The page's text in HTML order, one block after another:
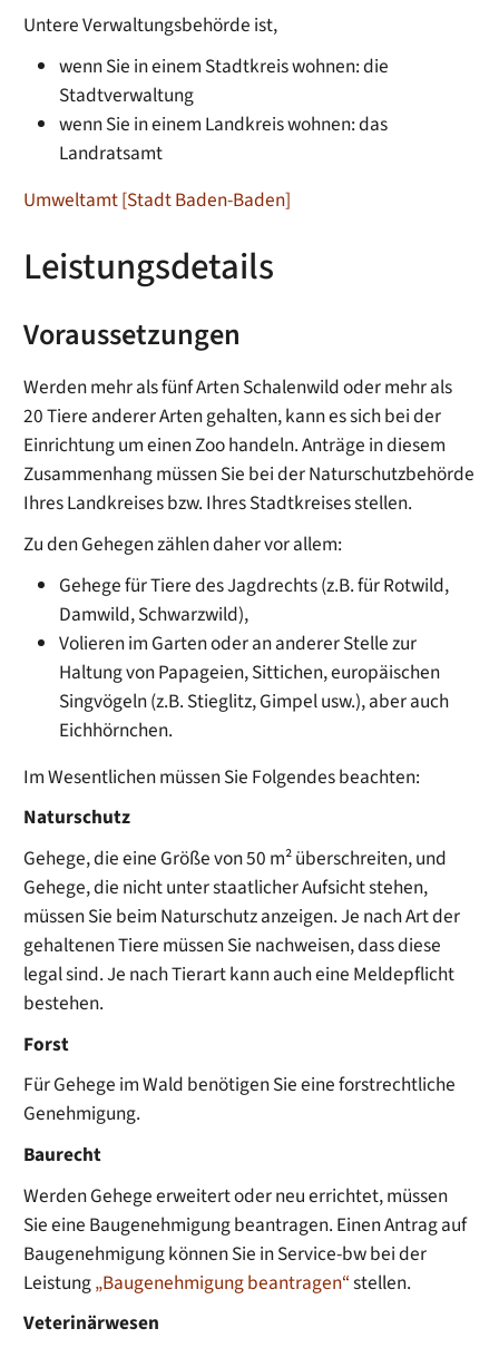
Untere Verwaltungsbehörde ist,
wenn Sie in einem Stadtkreis wohnen: die
Stadtverwaltung
wenn Sie in einem Landkreis wohnen: das
Landratsamt
Umweltamt [Stadt Baden-Baden]
Leistungsdetails
Voraussetzungen
Werden mehr als fünf Arten Schalenwild oder mehr als
20 Tiere anderer Arten gehalten, kann es sich bei der
Einrichtung um einen Zoo handeln. Anträge in diesem
Zusammenhang müssen Sie bei der Naturschutzbehörde
Ihres Landkreises bzw. Ihres Stadtkreises stellen.
Zu den Gehegen zählen daher vor allem:
Gehege für Tiere des Jagdrechts (z.B. für Rotwild,
Damwild, Schwarzwild),
Volieren im Garten oder an anderer Stelle zur
Haltung von Papageien, Sittichen, europäischen
Singvögeln (z.B. Stieglitz, Gimpel usw.), aber auch
Eichhörnchen.
Im Wesentlichen müssen Sie Folgendes beachten:
Naturschutz
Gehege, die eine Größe von 50 m² überschreiten, und
Gehege, die nicht unter staatlicher Aufsicht stehen,
müssen Sie beim Naturschutz anzeigen. Je nach Art der
gehaltenen Tiere müssen Sie nachweisen, dass diese
legal sind. Je nach Tierart kann auch eine Meldepflicht
bestehen.
Forst
Für Gehege im Wald benötigen Sie eine forstrechtliche
Genehmigung.
Baurecht
Werden Gehege erweitert oder neu errichtet, müssen
Sie eine Baugenehmigung beantragen. Einen Antrag auf
Baugenehmigung können Sie in Service-bw bei der
Leistung„Baugenehmigung beantragen“stellen.
Veterinärwesen